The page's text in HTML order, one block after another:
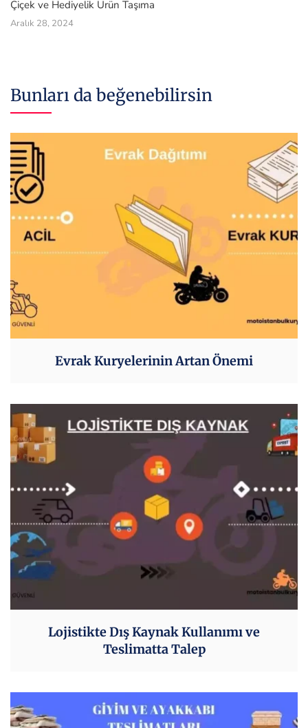
Çiçek ve Hediyelik Ürün Taşıma
Aralık 28, 2024
Bunları da beğenebilirsin
Evrak Kuryelerinin Artan Önemi
Lojistikte Dış Kaynak Kullanımı ve
Teslimatta Talep